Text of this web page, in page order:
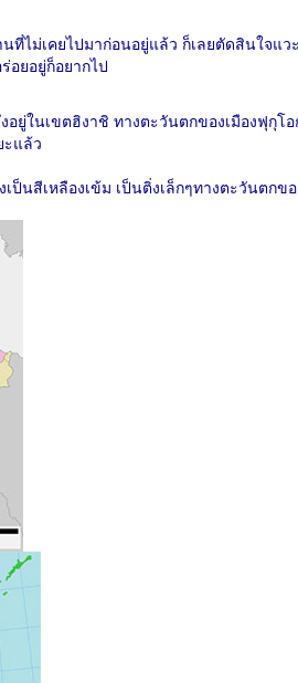
ที่ไม่เคยไปมาก่อนอยู่แล้ว ก็เลยตัดสินใจแ
อยอยู่ก็อยากไป
อยู่ในเขตฮิงาชิ ทางตะวันตกของเมืองฟุกุโ
แล้ว
นสีเหลืองเข้ม เป็นติ่งเล็กๆทางตะวันตกข